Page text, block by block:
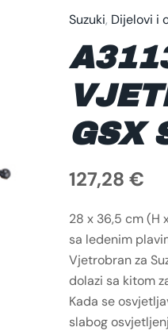
Suzuki, Dijelovi i
GSX
127,28 €
28 x 36,5 cm (H
sa ledenim
Vjetrobran za
dolazi sa kitom
Kada se
slabog
SUZUKI
GSX
(17)
KOLIČINA